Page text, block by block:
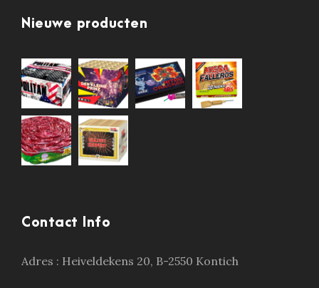
Nieuwe producten
Contact Info
Adres : Heiveldekens 20, B-2550 Kontich